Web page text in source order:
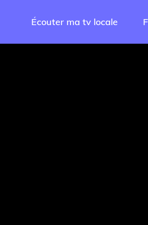
Écouter ma tv locale